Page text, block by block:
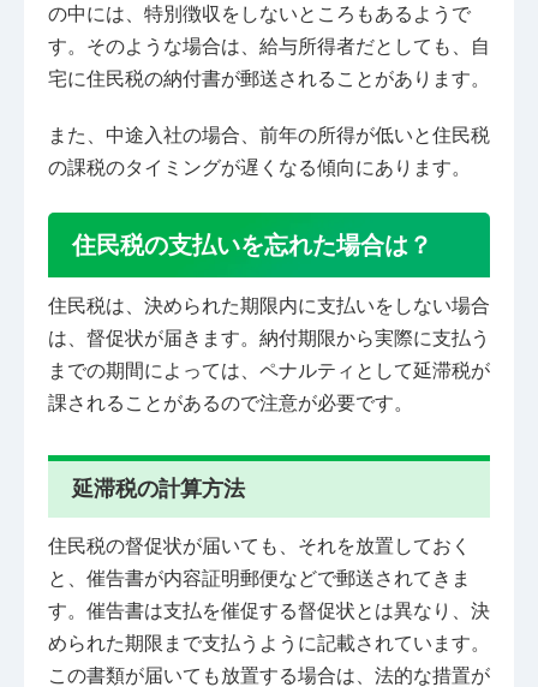
の中には、特別徴収をしないところもあるようで
す。そのような場合は、給与所得者だとしても、自
宅に住民税の納付書が郵送されることがあります。
また、中途入社の場合、前年の所得が低いと住民税
の課税のタイミングが遅くなる傾向にあります。
住民税の支払いを忘れた場合は？
住民税は、決められた期限内に支払いをしない場合
は、督促状が届きます。納付期限から実際に支払う
までの期間によっては、ペナルティとして延滞税が
課されることがあるので注意が必要です。
延滞税の計算方法
住民税の督促状が届いても、それを放置しておく
と、催告書が内容証明郵便などで郵送されてきま
す。催告書は支払を催促する督促状とは異なり、決
められた期限まで支払うように記載されています。
この書類が届いても放置する場合は、法的な措置が